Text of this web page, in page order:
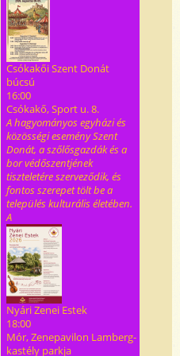
Csókakői Szent Donát
búcsú
16:00
Csókakő, Sport u. 8.
A hagyományos egyházi és
közösségi esemény Szent
Donát, a szőlősgazdák és a
bor védőszentjének
tiszteletére szerveződik, és
fontos szerepet tölt be a
település kulturális életében.
A
Nyári Zenei Estek
18:00
Mór, Zenepavilon Lamberg-
kastély parkja